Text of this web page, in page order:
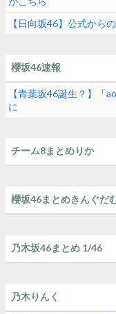
【日向坂46】公式から
櫻坂46速報
【青葉坂46誕生？】「
に
チーム8まとめりか
櫻坂46まとめきんぐだ
乃木坂46まとめ 1/46
乃木りんく